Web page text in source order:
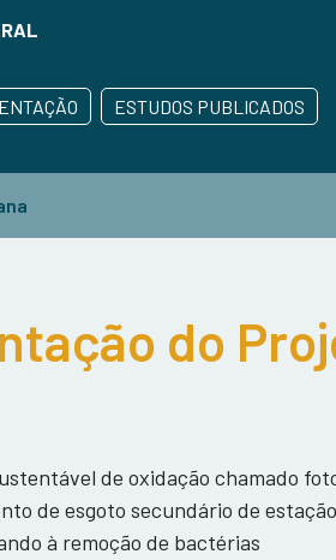
ESTUDOS PUBLICADOS
do
de oxidação chamado
de esgoto secundário de
à remoção de bactérias